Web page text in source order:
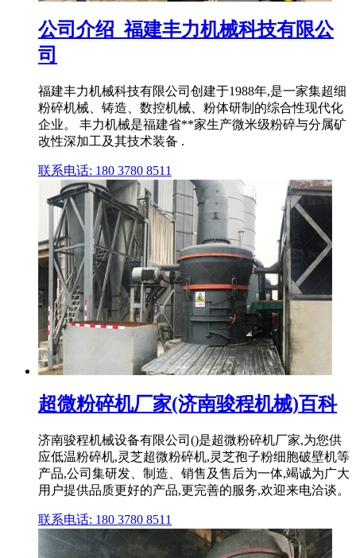
公司介绍_福建丰力机械科技有限公
司
福建丰力机械科技有限公司创建于1988年,是一家集超细
粉碎机械、铸造、数控机械、粉体研制的综合性现代化
企业。 丰力机械是福建省**家生产微米级粉碎与分属矿
改性深加工及其技术装备 .
联系电话: 180 3780 8511
超微粉碎机厂家(济南骏程机械)百科
济南骏程机械设备有限公司()是超微粉碎机厂家,为您供
应低温粉碎机,灵芝超微粉碎机,灵芝孢子粉细胞破壁机等
产品,公司集研发、制造、销售及售后为一体,竭诚为广大
用户提供品质更好的产品,更完善的服务,欢迎来电洽谈。
联系电话: 180 3780 8511